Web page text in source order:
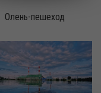
Олень-пешеход